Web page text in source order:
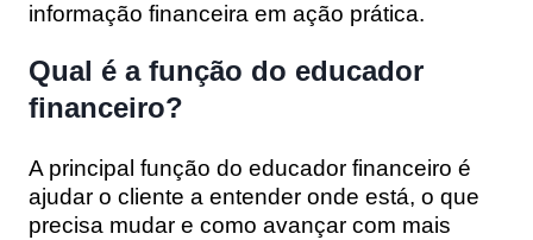
informação financeira em ação prática.
Qual é a função do educador
financeiro?
A principal função do educador financeiro é
ajudar o cliente a entender onde está, o que
precisa mudar e como avançar com mais